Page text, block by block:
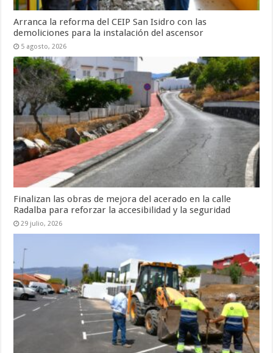
Arranca la reforma del CEIP San Isidro con las
demoliciones para la instalación del ascensor
5 agosto, 2026
Finalizan las obras de mejora del acerado en la calle
Radalba para reforzar la accesibilidad y la seguridad
29 julio, 2026